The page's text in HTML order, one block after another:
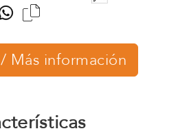
Más información